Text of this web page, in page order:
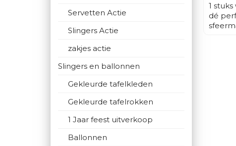
Servetten Actie
Slingers Actie
zakjes actie
Slingers en ballonnen
Gekleurde tafelkleden
Gekleurde tafelrokken
1 Jaar feest uitverkoop
Ballonnen
1 stuks
dé